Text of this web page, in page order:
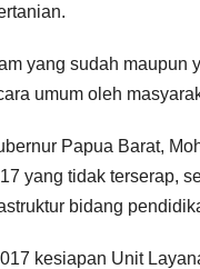
yang sudah
umum oleh
Papua Barat,
yang tidak terserap,
bidang
kesiapan Unit